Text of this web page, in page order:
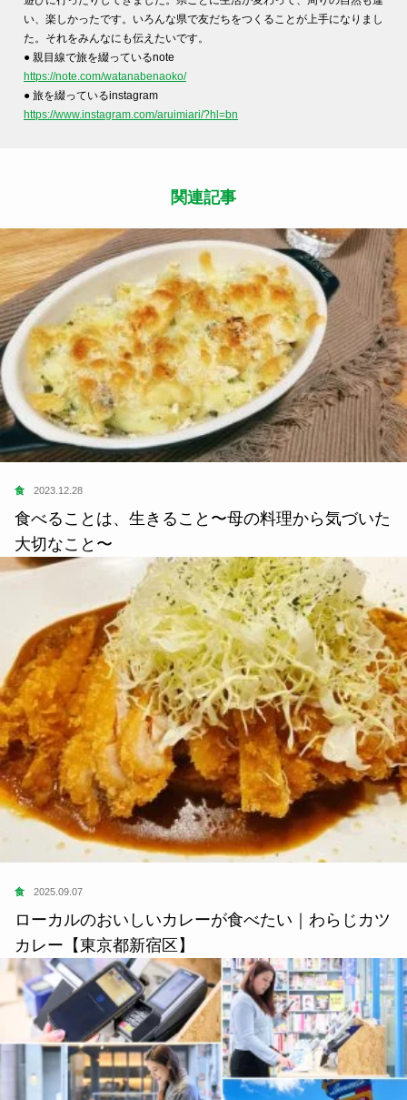
い、楽しかったです。いろんな県で友だちをつくることが上手になりまし
た。それをみんなにも伝えたいです。
● 親目線で旅を綴っているnote
https://note.com/watanabenaoko/
● 旅を綴っているinstagram
https://www.instagram.com/aruimiari/?hl=bn
関連記事
食 2023.12.28
食べることは、生きること〜母の料理から気づいた
大切なこと〜
食 2025.09.07
ローカルのおいしいカレーが食べたい｜わらじカツ
カレー【東京都新宿区】